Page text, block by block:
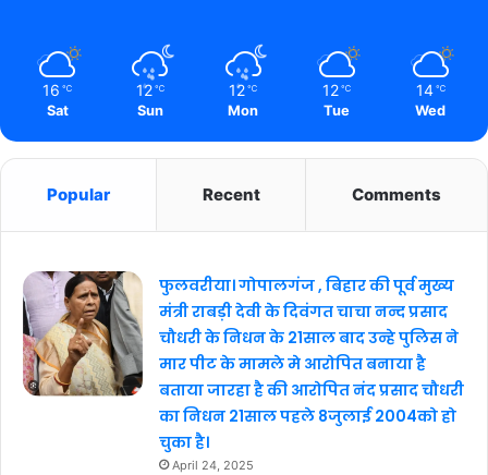
16 ℃
Sat
12 ℃
Sun
12 ℃
Mon
12 ℃
Tue
14 ℃
Wed
Popular Recent Comments
फुलवरीया। गोपालगंज , बिहार की पूर्व मुख्य
मंत्री राबड़ी देवी के दिवंगत चाचा नन्द प्रसाद
चौधरी के निधन के 21साल बाद उन्हे पुलिस ने
मार पीट के मामले मे आरोपित बनाया है
बताया जारहा है की आरोपित नंद प्रसाद चौधरी
का निधन 21साल पहले 8जुलाई 2004को हो
चुका है।
April 24, 2025